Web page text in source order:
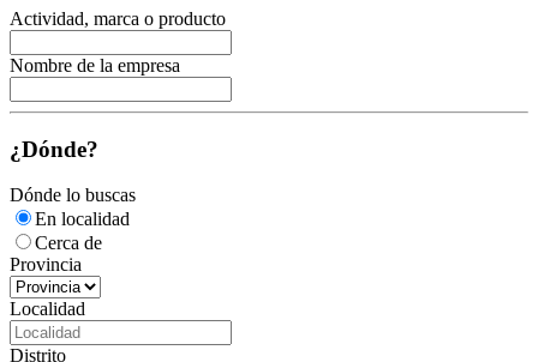
Actividad, marca o producto
Nombre de la empresa
¿Dónde?
Dónde lo buscas
En localidad
Cerca de
Provincia
Localidad
Distrito